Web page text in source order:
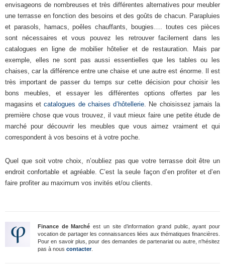
envisageons de nombreuses et très différentes alternatives pour meubler
une terrasse en fonction des besoins et des goûts de chacun. Parapluies
et parasols, hamacs, poêles chauffants, bougies…. toutes ces pièces
sont nécessaires et vous pouvez les retrouver facilement dans les
catalogues en ligne de mobilier hôtelier et de restauration. Mais par
exemple, elles ne sont pas aussi essentielles que les tables ou les
chaises, car la différence entre une chaise et une autre est énorme. Il est
très important de passer du temps sur cette décision pour choisir les
bons meubles, et essayer les différentes options offertes par les
magasins etcatalogues de chaises d’hôtellerie . Ne choisissez jamais la
première chose que vous trouvez, il vaut mieux faire une petite étude de
marché pour découvrir les meubles que vous aimez vraiment et qui
correspondent à vos besoins et à votre poche.
Quel que soit votre choix, n’oubliez pas que votre terrasse doit être un
endroit confortable et agréable. C’est la seule façon d’en profiter et d’en
faire profiter au maximum vos invités et/ou clients.
Finance de Marché est un site d’information grand public, ayant pour
vocation de partager les connaissances liées aux thématiques financières.
Pour en savoir plus, pour des demandes de partenariat ou autre, n'hésitez
pas à nous contacter.